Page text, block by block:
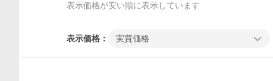
表示価格が安い順に表示しています
表示価格： 実質価格